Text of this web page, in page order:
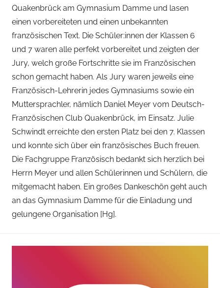
Quakenbrück am Gymnasium Damme und lasen
einen vorbereiteten und einen unbekannten
französischen Text. Die Schüler:innen der Klassen 6
und 7 waren alle perfekt vorbereitet und zeigten der
Jury, welch große Fortschritte sie im Französischen
schon gemacht haben. Als Jury waren jeweils eine
Französisch-Lehrerin jedes Gymnasiums sowie ein
Muttersprachler, nämlich Daniel Meyer vom Deutsch-
Französischen Club Quakenbrück, im Einsatz. Julie
Schwindt erreichte den ersten Platz bei den 7. Klassen
und konnte sich über ein französisches Buch freuen.
Die Fachgruppe Französisch bedankt sich herzlich bei
Herrn Meyer und allen Schülerinnen und Schülern, die
mitgemacht haben. Ein großes Dankeschön geht auch
an das Gymnasium Damme für die Einladung und
gelungene Organisation [Hg].